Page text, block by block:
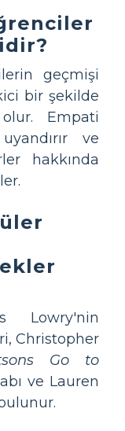
geçmişi
bir şekilde
Empati
ve
hakkında
Lowry'nin
Christopher
Go to
ve Lauren